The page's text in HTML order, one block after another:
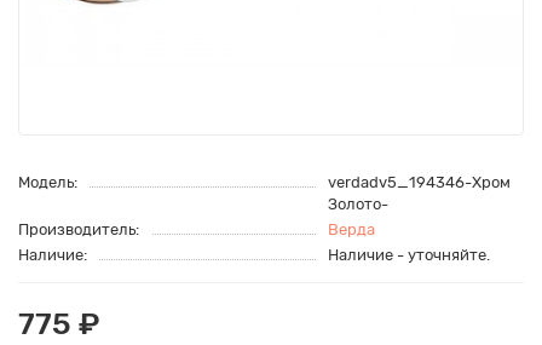
Модель:
verdadv5_194346-Хром
Золото-
Производитель:
Верда
Наличие:
Наличие - уточняйте.
775 ₽